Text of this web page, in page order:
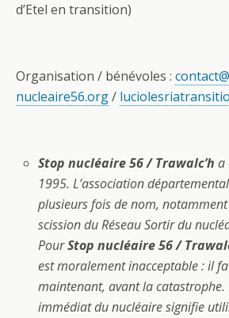
d’Etel en transition)
Organisation / bénévoles :
nucleaire56.org/
Stop nucléaire 56 / Trawalc’h a
1995. L’association
plusieurs fois de nom,
scission du Réseau Sortir du
PourStop nucléaire 56 /
est moralement inacceptable : il
maintenant, avant la catastrophe.
immédiat du nucléaire signifie